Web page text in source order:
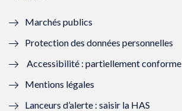
n
ê
t
r
n
ê
ê
t
ê
Marchés publics
Protection des données personnelles
Accessibilité : partiellement conforme
Mentions légales
Lanceurs d’alerte : saisir la HAS